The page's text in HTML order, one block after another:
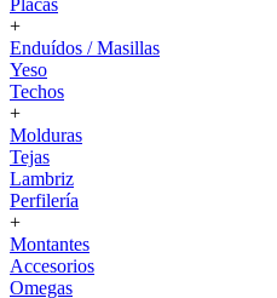
Placas
+
Enduídos / Masillas
Yeso
Techos
+
Molduras
Tejas
Lambriz
Perfilería
+
Montantes
Accesorios
Omegas